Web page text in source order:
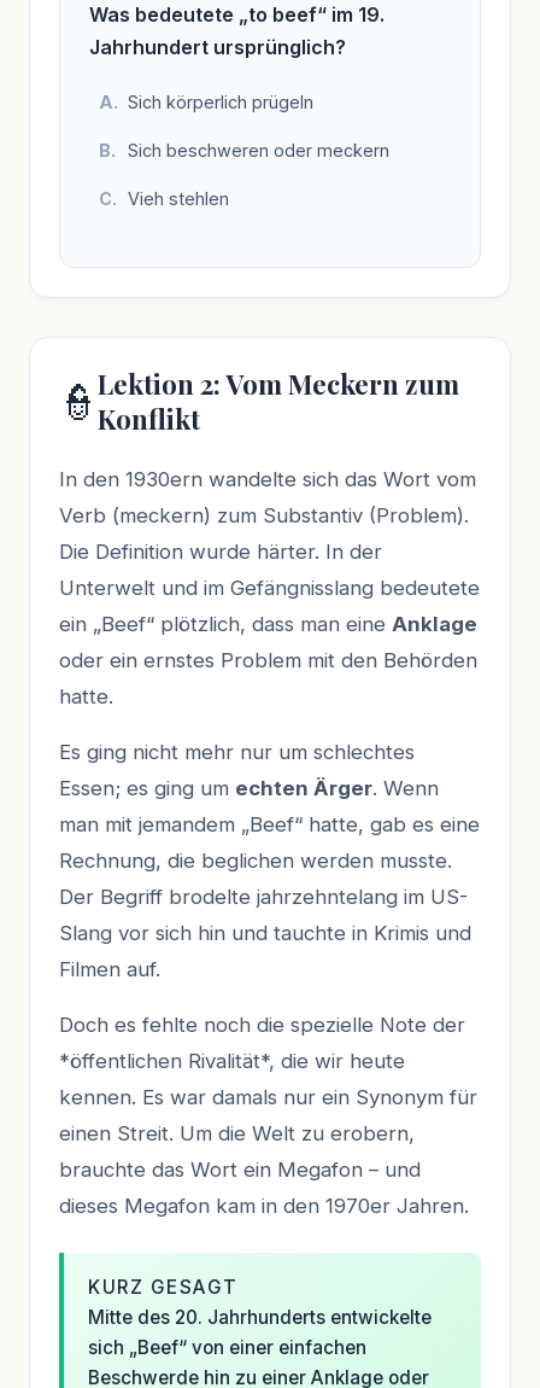
Was bedeutete „to beef“ im 19.
Jahrhundert ursprünglich?
Sich körperlich prügeln
Sich beschweren oder meckern
Vieh stehlen
👮 Lektion 2: Vom Meckern zum
Konflikt
In den 1930ern wandelte sich das Wort vom
Verb (meckern) zum Substantiv (Problem).
Die Definition wurde härter. In der
Unterwelt und im Gefängnisslang bedeutete
ein „Beef“ plötzlich, dass man eine Anklage
oder ein ernstes Problem mit den Behörden
hatte.
Es ging nicht mehr nur um schlechtes
Essen; es ging um echten Ärger. Wenn
man mit jemandem „Beef“ hatte, gab es eine
Rechnung, die beglichen werden musste.
Der Begriff brodelte jahrzehntelang im US-
Slang vor sich hin und tauchte in Krimis und
Filmen auf.
Doch es fehlte noch die spezielle Note der
*öffentlichen Rivalität*, die wir heute
kennen. Es war damals nur ein Synonym für
einen Streit. Um die Welt zu erobern,
brauchte das Wort ein Megafon – und
dieses Megafon kam in den 1970er Jahren.
KURZ GESAGT
Mitte des 20. Jahrhunderts entwickelte
sich „Beef“ von einer einfachen
Beschwerde hin zu einer Anklage oder